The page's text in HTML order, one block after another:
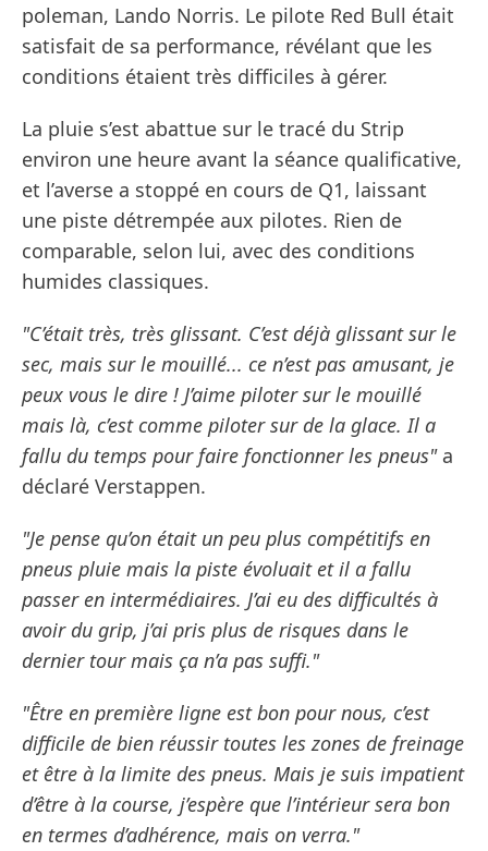
poleman, Lando Norris. Le pilote Red Bull était
satisfait de sa performance, révélant que les
conditions étaient très difficiles à gérer.
La pluie s’est abattue sur le tracé du Strip
environ une heure avant la séance qualificative,
et l’averse a stoppé en cours de Q1, laissant
une piste détrempée aux pilotes. Rien de
comparable, selon lui, avec des conditions
humides classiques.
"C’était très, très glissant. C’est déjà glissant sur le
sec, mais sur le mouillé... ce n’est pas amusant, je
peux vous le dire ! J’aime piloter sur le mouillé
mais là, c’est comme piloter sur de la glace. Il a
fallu du temps pour faire fonctionner les pneus" a
déclaré Verstappen.
"Je pense qu’on était un peu plus compétitifs en
pneus pluie mais la piste évoluait et il a fallu
passer en intermédiaires. J’ai eu des difficultés à
avoir du grip, j’ai pris plus de risques dans le
dernier tour mais ça n’a pas suffi."
"Être en première ligne est bon pour nous, c’est
difficile de bien réussir toutes les zones de freinage
et être à la limite des pneus. Mais je suis impatient
d’être à la course, j’espère que l’intérieur sera bon
en termes d’adhérence, mais on verra."